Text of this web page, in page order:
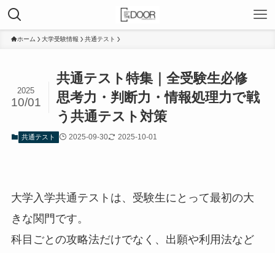
ホーム 大学受験情報 共通テスト
共通テスト特集｜全受験生必修
思考力・判断力・情報処理力で戦
う共通テスト対策
2025
10/01
共通テスト 2025-09-30 2025-10-01
大学入学共通テストは、受験生にとって最初の大
きな関門です。
科目ごとの攻略法だけでなく、出願や利用法など